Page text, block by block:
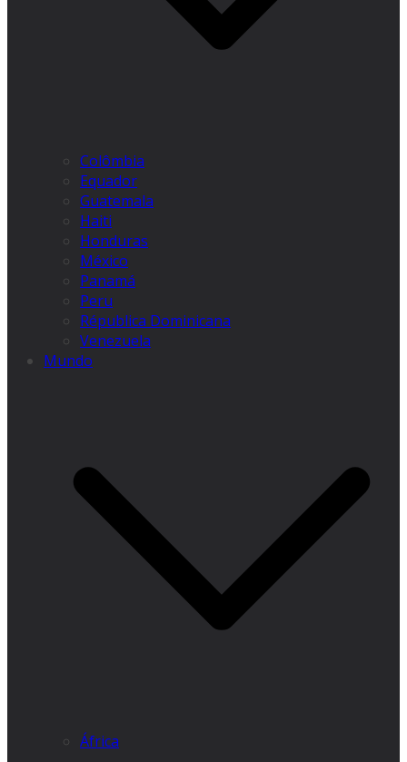
Colômbia
Equador
Guatemala
Haiti
Honduras
México
Panamá
Peru
Républica Dominicana
Venezuela
Mundo
África